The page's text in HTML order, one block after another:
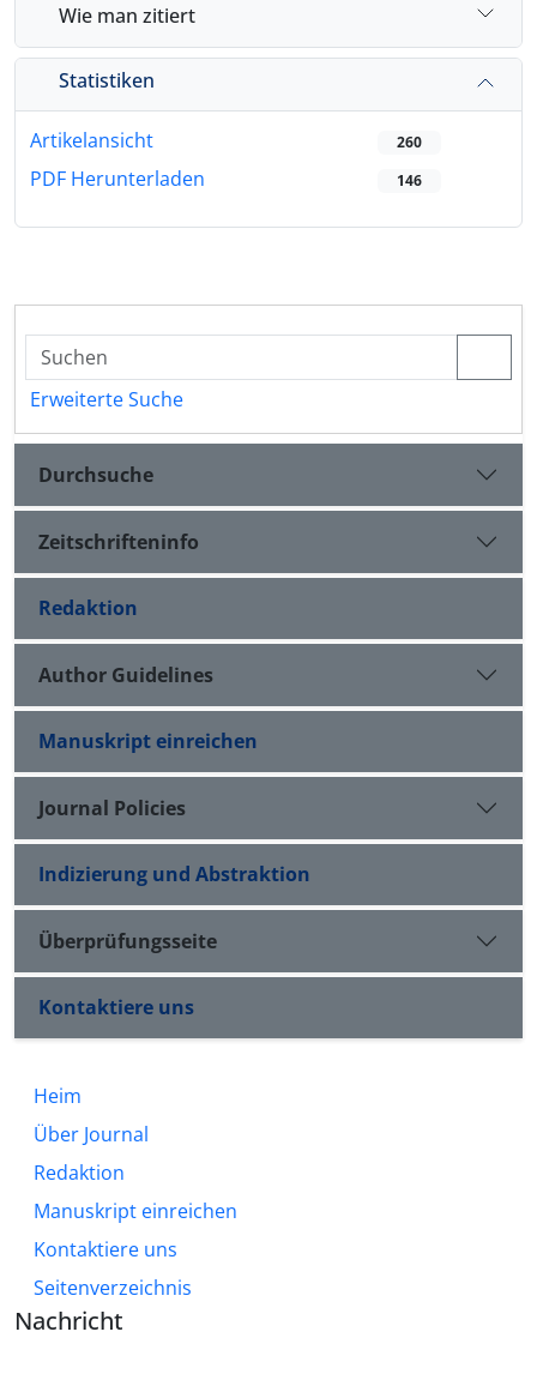
Wie man zitiert
Statistiken
Artikelansicht 260
PDF Herunterladen 146
Erweiterte Suche
Durchsuche
Zeitschrifteninfo
Redaktion
Author Guidelines
Manuskript einreichen
Journal Policies
Indizierung und Abstraktion
Überprüfungsseite
Kontaktiere uns
Heim
Über Journal
Redaktion
Manuskript einreichen
Kontaktiere uns
Seitenverzeichnis
Nachricht